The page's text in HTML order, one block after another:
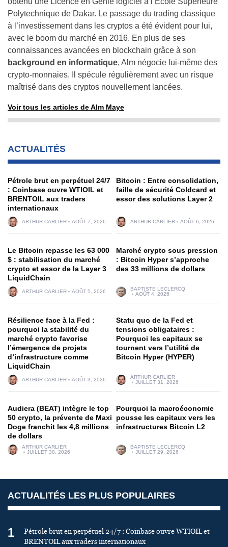
Polytechnique de Dakar. Le passage du trading classique
à l’investissement dans les cryptos a été évident pour lui,
avec le boom du marché en 2016. En plus de ses
connaissances avancées en blockchain grâce à son
background en informatique, Alm négocie lui-même des
crypto-monnaies. Il spécule régulièrement avec un risque
maîtrisé dans des cryptos nouvellement lancées.
Voir tous les articles de Alm Maye
ACTUALITÉS
Pétrole brut en perpétuel 24/7
: Coinbase ouvre WTIOIL et
BRENTOIL aux traders
internationaux
ARTHUR CARLIER AOÛT 7, 2026
Bitcoin : Entre consolidation,
faille de sécurité Coldcard et
essor des solutions Layer 2
ARTHUR CARLIER AOÛT 6, 2026
Le Bitcoin repasse les 63 000
$ : stabilisation du marché
crypto et essor de la Layer 3
LiquidChain
ARTHUR CARLIER AOÛT 5, 2026
Marché crypto sous pression
: Bitcoin Hyper s’approche
des 33 millions de dollars
BAPTISTE LECLERCQ
AOÛT 4, 2026
Résilience face à la Fed :
pourquoi la stabilité du
marché crypto favorise
l’émergence de projets
d’infrastructure comme
LiquidChain
ARTHUR CARLIER AOÛT 3, 2026
Statu quo de la Fed et
tensions obligataires :
Pourquoi les capitaux se
tournent vers l’utilité de
Bitcoin Hyper (HYPER)
ARTHUR CARLIER
JUILLET 31, 2026
Audiera (BEAT) intègre le top
50 crypto, la prévente de Maxi
Doge franchit les 4,8 millions
de dollars
ARTHUR CARLIER
JUILLET 30, 2026
Pourquoi la macroéconomie
pousse les capitaux vers les
infrastructures Bitcoin L2
BAPTISTE LECLERCQ
JUILLET 29, 2026
ACTUALITÉS LES PLUS POPULAIRES
1
Pétrole brut en perpétuel 24/7 : Coinbase ouvre WTIOIL et
BRENTOIL aux traders internationaux